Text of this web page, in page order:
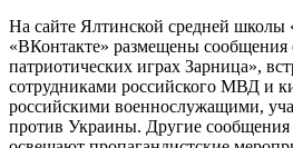
На сайте Ялтинской средней школы
«ВКонтакте» размещены
патриотических играх Зарница»,
сотрудниками российского МВД и
российскими военнослужащими,
против Украины. Другие